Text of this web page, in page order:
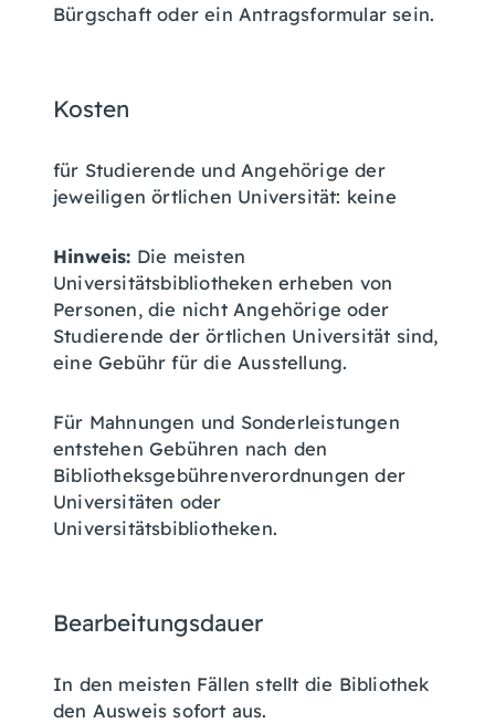
Bürgschaft oder ein Antragsformular sein.
Kosten
für Studierende und Angehörige der
jeweiligen örtlichen Universität: keine
Hinweis: Die meisten
Universitätsbibliotheken erheben von
Personen, die nicht Angehörige oder
Studierende der örtlichen Universität sind,
eine Gebühr für die Ausstellung.
Für Mahnungen und Sonderleistungen
entstehen Gebühren nach den
Bibliotheksgebührenverordnungen der
Universitäten oder
Universitätsbibliotheken.
Bearbeitungsdauer
In den meisten Fällen stellt die Bibliothek
den Ausweis sofort aus.